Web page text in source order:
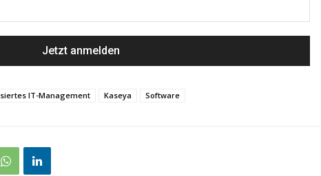
IT-Management Kaseya Software